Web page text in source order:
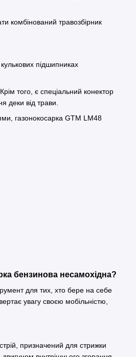
комбінований травозбірник
підшипниках
того, є спеціальний конектор
деки від трави.
газонокосарка GTM LM48
бензинова несамохідна?
для тих, хто бере на себе
увагу своєю мобільністю,
призначений для стрижки